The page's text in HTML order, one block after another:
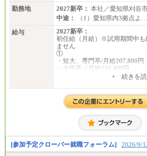
勤務地
2027新卒： 本社／愛知県刈谷
中途：
（1）愛知県内3拠点よ…
給与
2027新卒：
初任給（月給）※試用期間中も
ません
①
・短大、専門卒/月給207,800円
・大学卒／月給216,400円
※大学院修了は大学卒の金額を
す。
②③
・大学卒／月給282,000円
※技術系応募における、博士課
は修士了)の金額を最低額とし
うえ当社規程に基づき決定い
+ 続きを
[参加予定クローバー就職フォーラム] 2026/9/